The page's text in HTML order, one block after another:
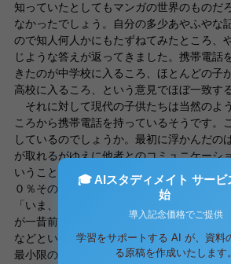
知っていたとしてもマンガの世界のものだ
なかったでしょう。自分の多少あやふやな
ので知人何人かにもたずねてみたところ、
じような答えが返ってきました。携帯電話
きたのが中学校に入るころ、ほとんどの子
高校に入るころ、という意見でほぼ一致す
それに対して現代の子供たちは当然のよ
ころから携帯電話を持っているそうです。
しているのでしょうか。最初に浮かんだの
が取れるがゆえに他者とのコミュニケーシ
いうことでした。携帯電話に電話をかけれ
０％その持ち主でしょうから、いきなり「
「いま、どこにいる？」といった具合に会
が一昔前ならまずは「こんにちは、○○です
などということからはじめなくてはならな
最小限の礼儀作法ですら身についていない
🎓 AIスタディメイト サービ
始
導入記念価格でご提供
学習をサポートする AI が、資料
る原稿を作成いたします。